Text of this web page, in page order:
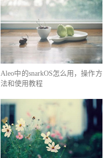
Aleo中的snarkOS怎么用，操作方
法和使用教程